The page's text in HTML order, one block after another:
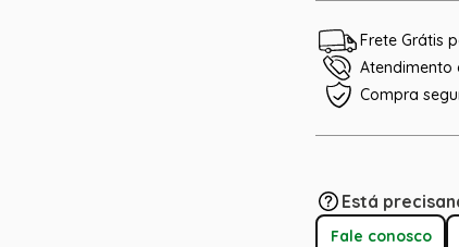
Frete Grátis
Atendimento
Compra
Está
Fale conosco